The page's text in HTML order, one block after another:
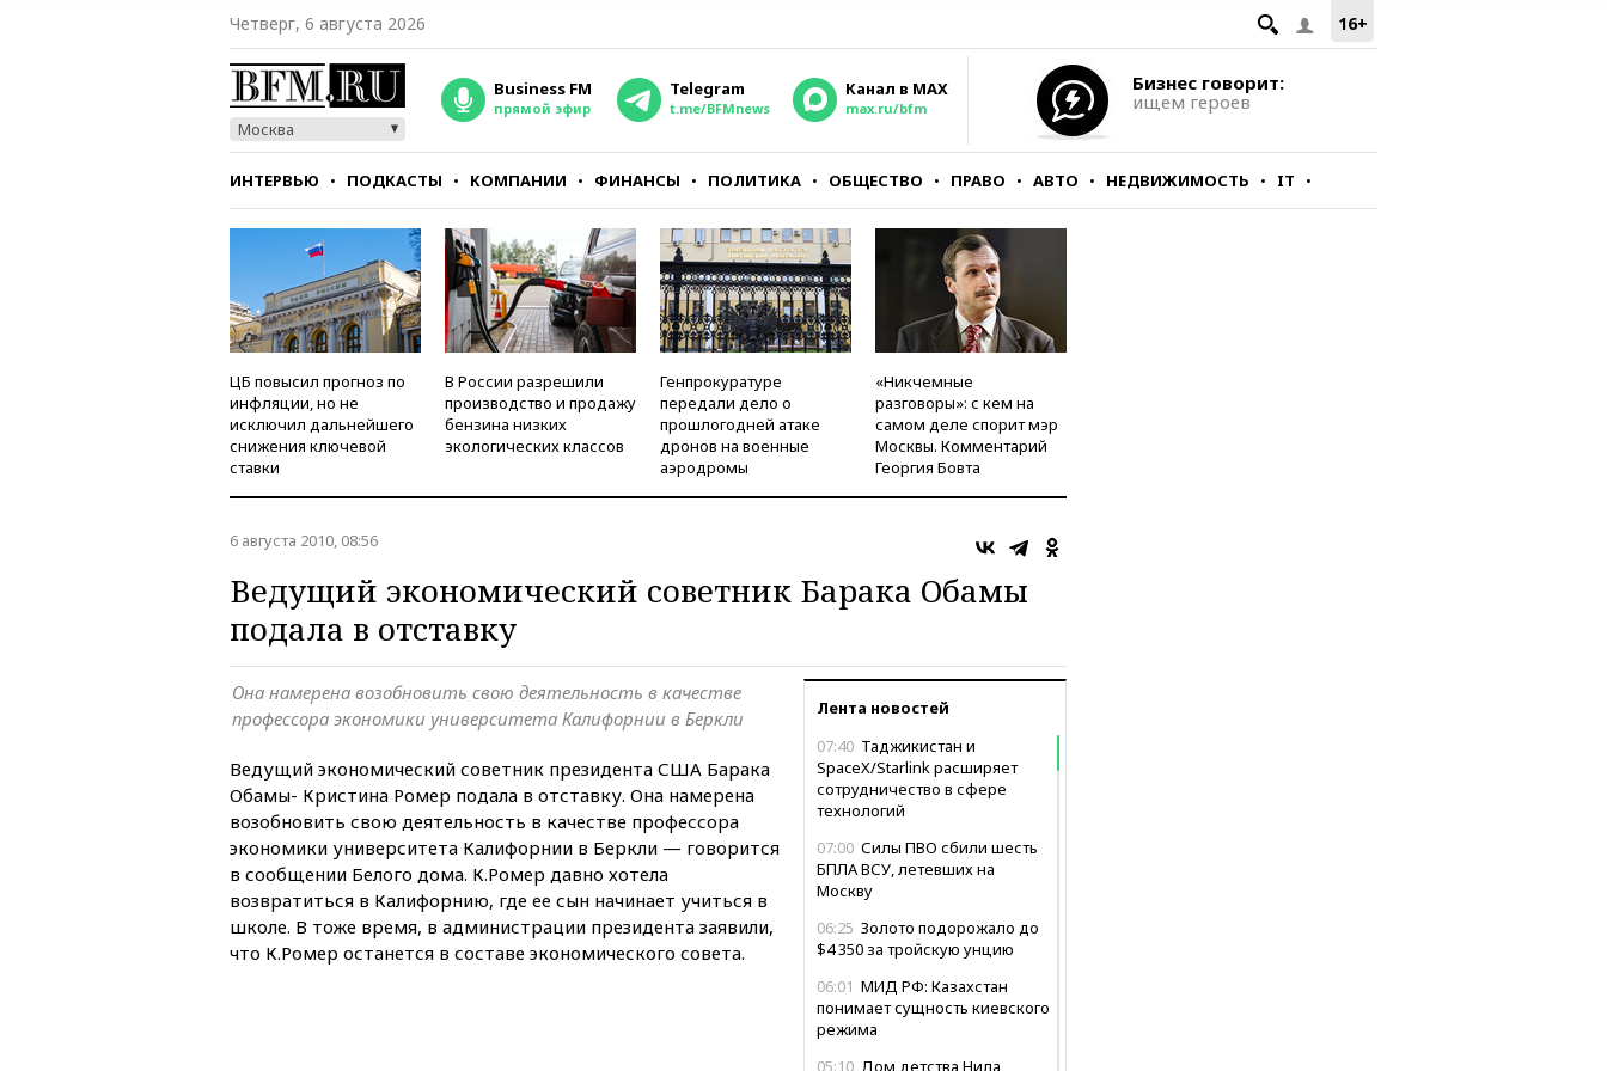
16+
Четверг, 6 августа 2026
Москва
Business FM
прямой эфир
Telegram
t.me/BFMnews
Канал в MAX
max.ru/bfm
Бизнес говорит:
ищем героев
ИНТЕРВЬЮ ПОДКАСТЫ КОМПАНИИ ФИНАНСЫ ПОЛИТИКА ОБЩЕСТВО ПРАВО АВТО НЕДВИЖИМОСТЬ IT
СТИЛЬ ТЕСТЫ
ЦБ повысил прогноз по
инфляции, но не
исключил дальнейшего
снижения ключевой
ставки
В России разрешили
производство и продажу
бензина низких
экологических классов
Генпрокуратуре
передали дело о
прошлогодней атаке
дронов на военные
аэродромы
«Никчемные
разговоры»: с кем на
самом деле спорит мэр
Москвы. Комментарий
Георгия Бовта
6 августа 2010, 08:56
Ведущий экономический советник Барака Обамы
подала в отставку
Лента новостей
07:40 Таджикистан и
SpaceX/Starlink расширяет
сотрудничество в сфере
технологий
07:00 Силы ПВО сбили шесть
БПЛА ВСУ, летевших на
Москву
06:25 Золото подорожало до
$4 350 за тройскую унцию
06:01 МИД РФ: Казахстан
понимает сущность киевского
режима
05:10 Дом детства Нила
Она намерена возобновить свою деятельность в качестве
профессора экономики университета Калифорнии в Беркли
Ведущий экономический советник президента США Барака
Обамы- Кристина Ромер подала в отставку. Она намерена
возобновить свою деятельность в качестве профессора
экономики университета Калифорнии в Беркли — говорится
в сообщении Белого дома. К.Ромер давно хотела
возвратиться в Калифорнию, где ее сын начинает учиться в
школе. В тоже время, в администрации президента заявили,
что К.Ромер останется в составе экономического совета.